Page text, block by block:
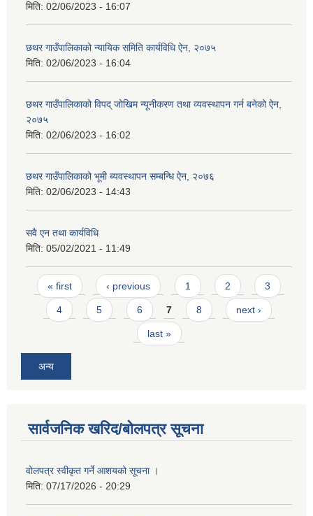
मिति: 02/06/2023 - 16:07
छथर गाउँपालिकाको न्यायिक समिति कार्यविधि ऐन, २०७५
मिति: 02/06/2023 - 16:04
छथर गाउँपालिकाको विपद् जोखिम न्यूनीकरण तथा व्यवस्थापन गर्न बनेको ऐन,
२०७५
मिति: 02/06/2023 - 16:02
छथर गाउँपालिकाको भूमी ब्यवस्थापन सम्बन्धि ऐन, २०७६
मिति: 02/06/2023 - 14:43
सवै एन तथा कार्यविधि
मिति: 05/02/2021 - 11:49
Pages
« first ‹ previous 1 2 3
4 5 6 7 8 next ›
last »
अन्य
सार्वजनिक खरिद/बोलपत्र सूचना
वोलपत्र स्वीकृत गर्ने आशयको सूचना ।
मिति: 07/17/2026 - 20:29